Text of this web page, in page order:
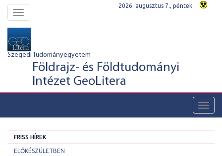
Toggle
navigation
2026. augusztus 7., péntek
Szegedi Tudományegyetem
Földrajz- és Földtudományi
Intézet GeoLitera
FRISS HÍREK
ELŐKÉSZÜLETBEN